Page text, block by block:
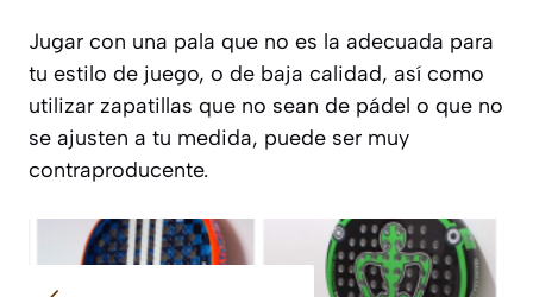
Jugar con una pala que no es la adecuada para
tu estilo de juego, o de baja calidad, así como
utilizar zapatillas que no sean de pádel o que no
se ajusten a tu medida, puede ser muy
contraproducente.